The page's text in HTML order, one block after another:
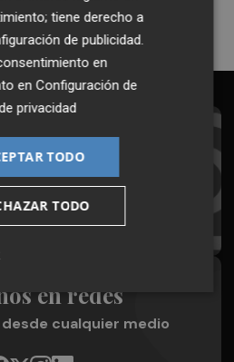
al Boletín
primera hora en tu email
suscribirme!
en redes
desde cualquier medio
tiene derecho a
de publicidad.
en
enConfiguración de
privacidad
TODO
TODO